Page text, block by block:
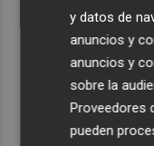
y datos de
anuncios y
anuncios y
sobre la
Proveedores
pueden